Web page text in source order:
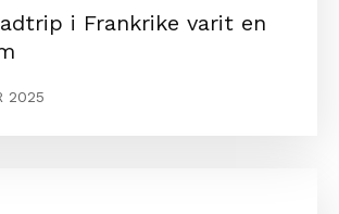
i Frankrike varit en
2025